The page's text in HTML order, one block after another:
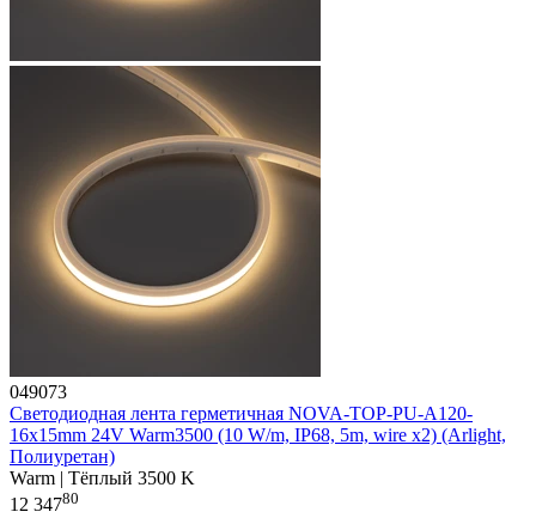
049073
Светодиодная лента герметичная NOVA-TOP-PU-A120-
16x15mm 24V Warm3500 (10 W/m, IP68, 5m, wire x2) (Arlight,
Полиуретан)
Warm | Тёплый 3500 K
12 34780